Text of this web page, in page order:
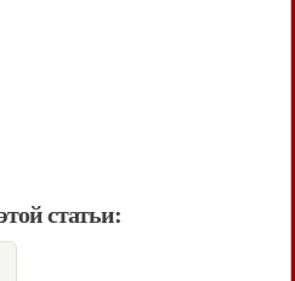
статьи: